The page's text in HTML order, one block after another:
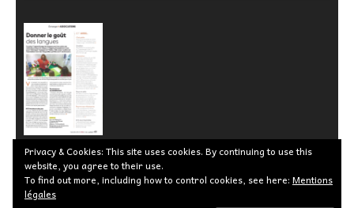
© 2026 Cour des marguerites -
Privacy & Cookies: This site uses cookies. By continuing to use this
website, you agree to their use.
To find out more, including how to control cookies, see here: Mentions
légales